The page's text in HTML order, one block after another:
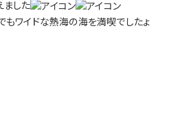
ました
もワイドな熱海の海を満喫でしたょ